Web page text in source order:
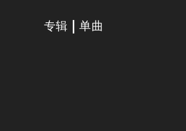
专辑 | 单曲